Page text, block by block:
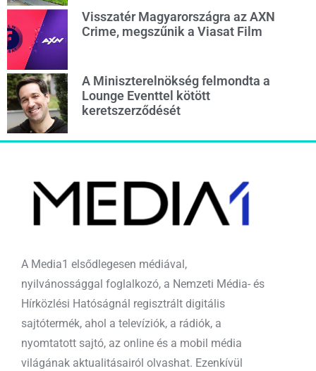
Visszatér Magyarországra az AXN
Crime, megszűnik a Viasat Film
A Miniszterelnökség felmondta a
Lounge Eventtel kötött
keretszerződését
A Media1 elsődlegesen médiával,
nyilvánossággal foglalkozó, a Nemzeti Média- és
Hírközlési Hatóságnál regisztrált digitális
sajtótermék, ahol a televíziók, a rádiók, a
nyomtatott sajtó, az online és a mobil média
világának aktualitásairól olvashat. Ezenkívül